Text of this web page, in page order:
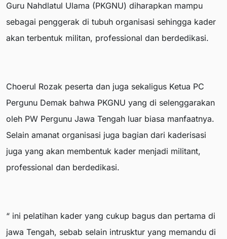
Guru Nahdlatul Ulama (PKGNU) diharapkan mampu
sebagai penggerak di tubuh organisasi sehingga kader
akan terbentuk militan, professional dan berdedikasi.
Choerul Rozak peserta dan juga sekaligus Ketua PC
Pergunu Demak bahwa PKGNU yang di selenggarakan
oleh PW Pergunu Jawa Tengah luar biasa manfaatnya.
Selain amanat organisasi juga bagian dari kaderisasi
juga yang akan membentuk kader menjadi militant,
professional dan berdedikasi.
“ ini pelatihan kader yang cukup bagus dan pertama di
jawa Tengah, sebab selain intrusktur yang memandu di